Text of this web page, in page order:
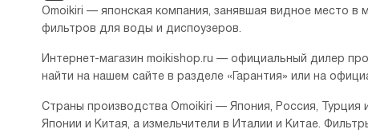
Omoikiri — японская компания, занявшая видное место в
фильтров для воды и диспоузеров.
Интернет-магазин moikishop.ru — официальный дилер
найти на нашем сайте в разделе «Гарантия» или на
Страны производства Omoikiri — Япония, Россия, Турция
Японии и Китая, а измельчители в Италии и Китае.